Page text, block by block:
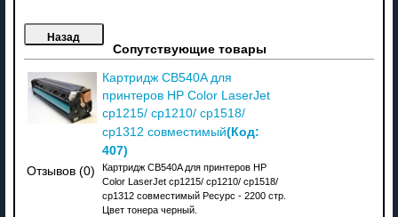
Сопутствующие товары
Отзывов (0)
Картридж CB540A для
принтеров HP Color LaserJet
cp1215/ cp1210/ cp1518/
cp1312 совместимый(Код:
407)
Картридж CB540A для принтеров HP
Color LaserJet cp1215/ cp1210/ cp1518/
cp1312 совместимый Ресурс - 2200 стр.
Цвет тонера черный.